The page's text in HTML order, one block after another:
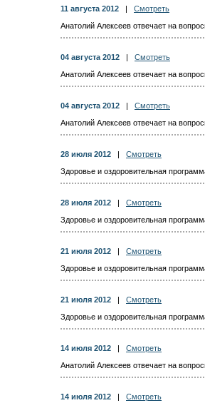
11 августа 2012
Смотреть
Анатолий Алексеев отвечает на
04 августа 2012
Смотреть
Анатолий Алексеев отвечает на
04 августа 2012
Смотреть
Анатолий Алексеев отвечает на
28 июля 2012
Смотреть
Здоровье и оздоровительная
28 июля 2012
Смотреть
Здоровье и оздоровительная
21 июля 2012
Смотреть
Здоровье и оздоровительная
21 июля 2012
Смотреть
Здоровье и оздоровительная
14 июля 2012
Смотреть
Анатолий Алексеев отвечает на
14 июля 2012 Смотреть